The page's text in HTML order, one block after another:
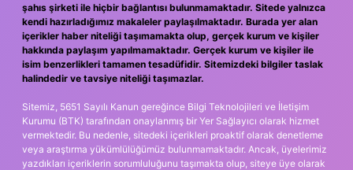
şahıs şirketi ile hiçbir bağlantısı bulunmamaktadır. Sitede yalnızca
kendi hazırladığımız makaleler paylaşılmaktadır. Burada yer alan
içerikler haber niteliği taşımamakta olup, gerçek kurum ve kişiler
hakkında paylaşım yapılmamaktadır. Gerçek kurum ve kişiler ile
isim benzerlikleri tamamen tesadüfidir. Sitemizdeki bilgiler taslak
halindedir ve tavsiye niteliği taşımazlar.
Sitemiz, 5651 Sayılı Kanun gereğince Bilgi Teknolojileri ve İletişim
Kurumu (BTK) tarafından onaylanmış bir Yer Sağlayıcı olarak hizmet
vermektedir. Bu nedenle, sitedeki içerikleri proaktif olarak denetleme
veya araştırma yükümlülüğümüz bulunmamaktadır. Ancak, üyelerimiz
yazdıkları içeriklerin sorumluluğunu taşımakta olup, siteye üye olarak